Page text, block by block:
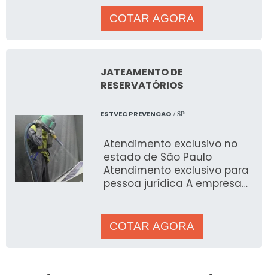
COTAR AGORA
JATEAMENTO DE
RESERVATÓRIOS
ESTVEC PREVENCAO / SP
Atendimento exclusivo no
estado de São Paulo
Atendimento exclusivo para
pessoa jurídica A empresa
produzir ader&ec
COTAR AGORA